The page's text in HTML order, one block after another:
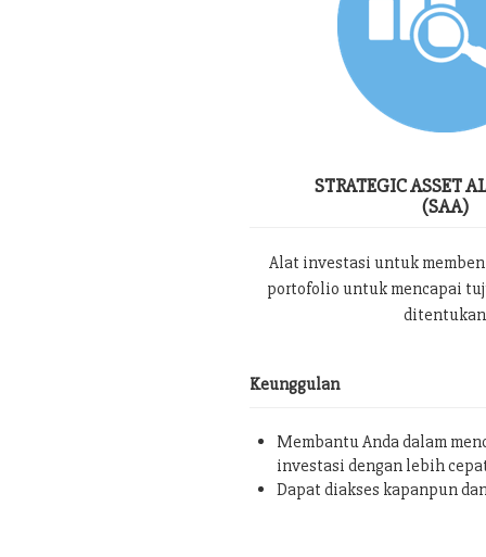
STRATEGIC ASSET
(SAA)
Alat investasi untuk
portofolio untuk mencapai
ditentukan
Keunggulan
Membantu Anda dalam
investasi dengan lebih
Dapat diakses kapanpun